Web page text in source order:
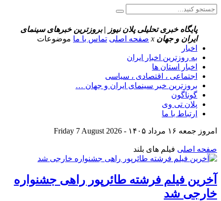
پایگاه خبری تحلیلی پلان نیوز | بروزترین خبرهای سینمای
ایران و جهان x صفحه اصلی تماس با ما موضوعات
اخبار
به روزترین اخبار ایران
اخبار استان ها
اجتماعی ، اقتصادی ، سیاسی
بروزترین خبر سینمای ایران و جهان …
گوناگون
پلان تی وی
ارتباط با ما
امروز جمعه ۱۶ مرداد ۱۴۰۵ - Friday 7 August 2026
صفحه اصلی فیلم های بلند
آخرین فیلم فرشته طائرپور راهی جشنواره
خارجی شد